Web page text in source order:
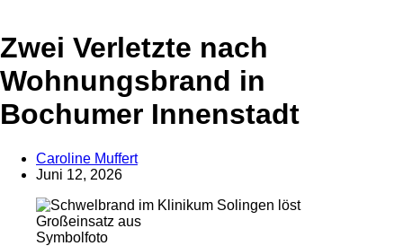
Zwei Verletzte nach
Wohnungsbrand in
Bochumer Innenstadt
Caroline Muffert
Juni 12, 2026
Symbolfoto